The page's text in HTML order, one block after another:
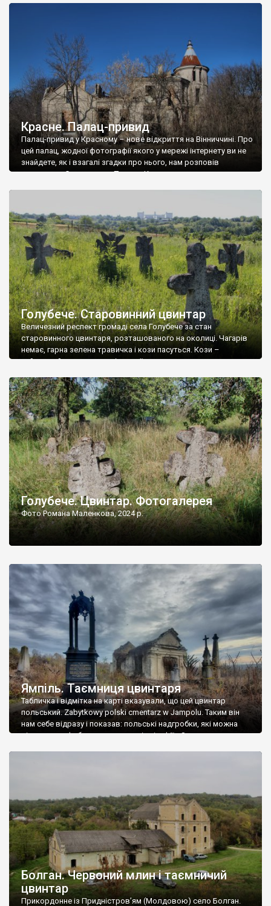
Красне. Палац-привид
Палац-привид у Красному – нове відкриття на Вінниччині. Про
цей палац, жодної фотографії якого у мережі інтернету ви не
знайдете, як і взагалі згадки про нього, нам розповів
мешканець Самгородка. Палац у Красному вразив не лише
Голубече. Старовинний цвинтар
Величезний респект громаді села Голубече за стан
старовинного цвинтаря, розташованого на околиці. Чагарів
немає, гарна зелена травичка і кози пасуться. Кози –
найкращий регулятор шкідливої, для старих кладовищ,
бруньками, кози ті бруньки обгризають, бо то улюблений
делікатес. На цвинтарі у Голубечому ціла колекція
різноманітних форм хрестів. Село відносно невелике, […]
Голубече. Цвинтар. Фотогалерея
Фото Романа Маленкова, 2024 р.
Ямпіль. Таємниця цвинтаря
Табличка і відмітка на карті вказували, що цей цвинтар
польський. Zabytkowy polski cmentarz w Jampolu. Таким він
нам себе відразу і показав: польські надгробки, які можна
віднести до фабричних, польські епітафії… Загалом цвинтар
Болган. Червоний млин і таємничий
цвинтар
Прикордонне із Придністров’ям (Молдовою) село Болган.